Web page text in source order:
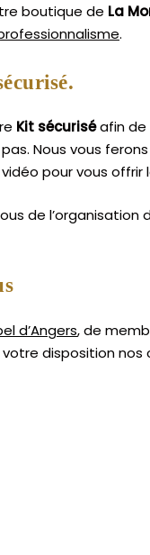
boutique de La
.
Kit sécuriséafin de
Nous vous
pour vous
de l’organisation
d’Angers, de
disposition nos